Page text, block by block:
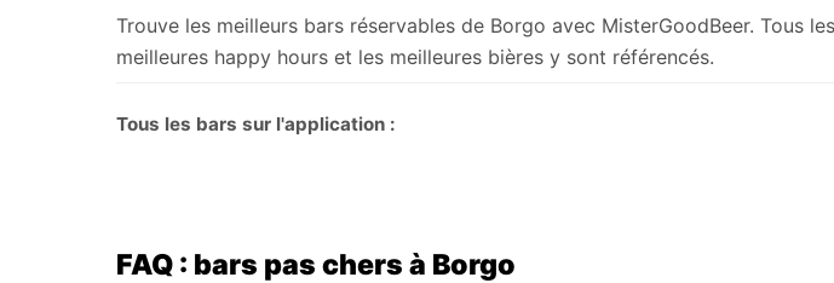
Trouve les meilleurs bars réservables de Borgo avec MisterGoodBeer. Tous
meilleures happy hours et les meilleures bières y sont référencés.
Tous les bars sur l'application :
FAQ : bars pas chers à Borgo